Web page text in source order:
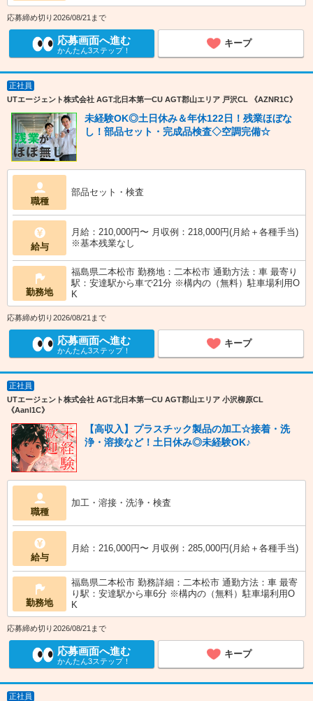
応募締め切り2026/08/21まで
応募画面へ進む
かんたん3ステップ！
キープ
正社員
UTエージェント株式会社 AGT北日本第一CU AGT郡山エリア 戸沢CL 《AZNR1C》
未経験OK◎土日休み＆年休122日！残業ほぼな
し！部品セット・完成品検査◇空調完備☆
職種
部品セット・検査
給与
月給：210,000円〜 月収例：218,000円(月給＋各種手当)
※基本残業なし
勤務地
福島県二本松市 勤務地：二本松市 通勤方法：車 最寄り
駅：安達駅から車で21分 ※構内の（無料）駐車場利用O
K
応募締め切り2026/08/21まで
応募画面へ進む
かんたん3ステップ！
キープ
正社員
UTエージェント株式会社 AGT北日本第一CU AGT郡山エリア 小沢柳原CL
《Aanl1C》
【高収入】プラスチック製品の加工☆接着・洗
浄・溶接など！土日休み◎未経験OK♪
職種
加工・溶接・洗浄・検査
給与
月給：216,000円〜 月収例：285,000円(月給＋各種手当)
勤務地
福島県二本松市 勤務詳細：二本松市 通勤方法：車 最寄
り駅：安達駅から車6分 ※構内の（無料）駐車場利用O
K
応募締め切り2026/08/21まで
応募画面へ進む
かんたん3ステップ！
キープ
正社員